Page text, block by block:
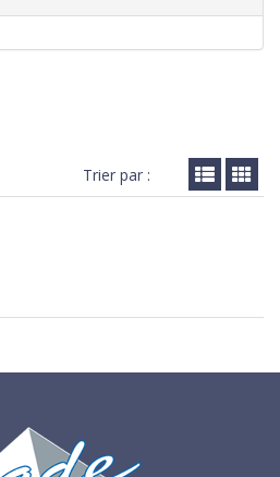
Trier par :